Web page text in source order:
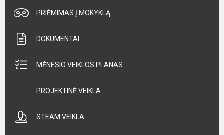
PRIĖMIMAS Į MOKYKLĄ
DOKUMENTAI
MĖNESIO VEIKLOS PLANAS
PROJEKTINĖ VEIKLA
STEAM VEIKLA